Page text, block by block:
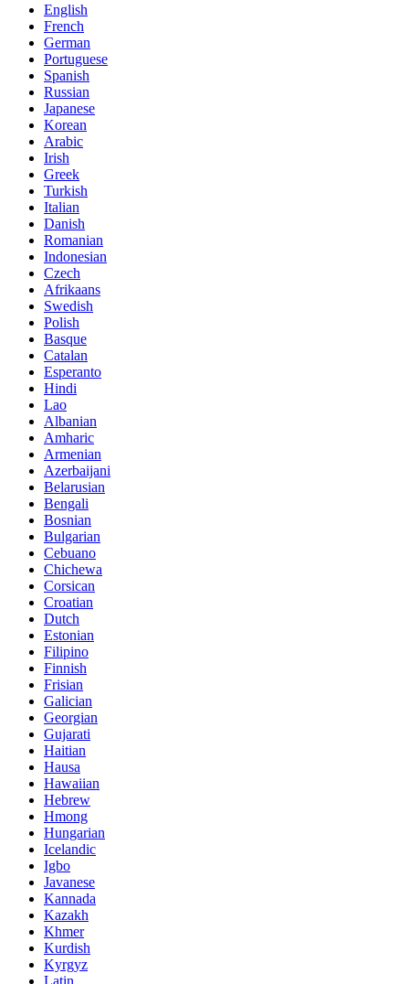
English
French
German
Portuguese
Spanish
Russian
Japanese
Korean
Arabic
Irish
Greek
Turkish
Italian
Danish
Romanian
Indonesian
Czech
Afrikaans
Swedish
Polish
Basque
Catalan
Esperanto
Hindi
Lao
Albanian
Amharic
Armenian
Azerbaijani
Belarusian
Bengali
Bosnian
Bulgarian
Cebuano
Chichewa
Corsican
Croatian
Dutch
Estonian
Filipino
Finnish
Frisian
Galician
Georgian
Gujarati
Haitian
Hausa
Hawaiian
Hebrew
Hmong
Hungarian
Icelandic
Igbo
Javanese
Kannada
Kazakh
Khmer
Kurdish
Kyrgyz
Latin